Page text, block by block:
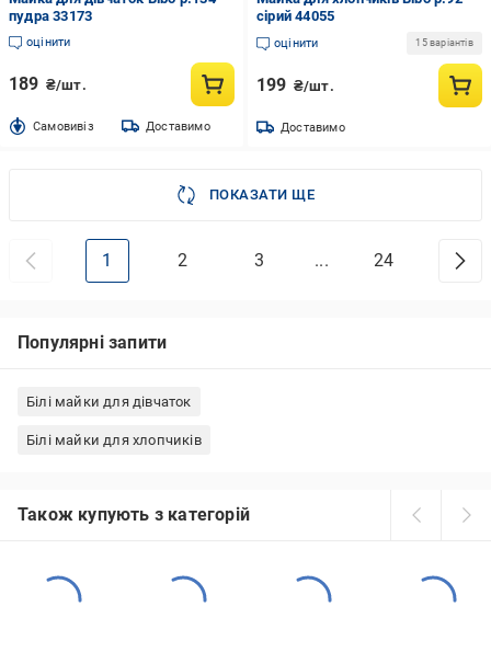
пудра 33173
оцінити
189 ₴/шт.
Cамовивіз Доставимо
сірий 44055
оцінити 15 варіантів
199 ₴/шт.
Доставимо
ПОКАЗАТИ ЩЕ
1 2 3 ... 24
Популярні запити
Білі майки для дівчаток
Білі майки для хлопчиків
Також купують з категорій